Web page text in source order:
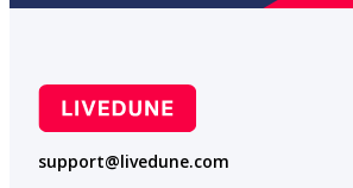
support@livedune.com